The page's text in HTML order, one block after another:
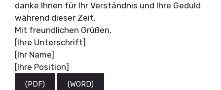
danke Ihnen für Ihr Verständnis und Ihre Geduld
während dieser Zeit.
Mit freundlichen Grüßen,
[Ihre Unterschrift]
[Ihr Name]
[Ihre Position]
(PDF) (WORD)